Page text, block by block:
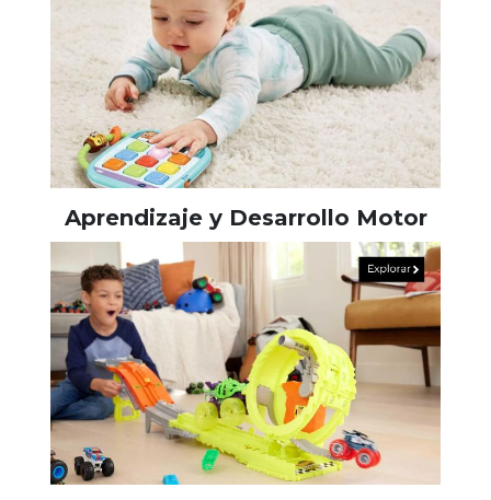
Aprendizaje y Desarrollo Motor